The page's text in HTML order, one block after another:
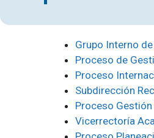
Grupo Interno
Proceso de
Proceso
Subdirección
Proceso
Vicerrectoría